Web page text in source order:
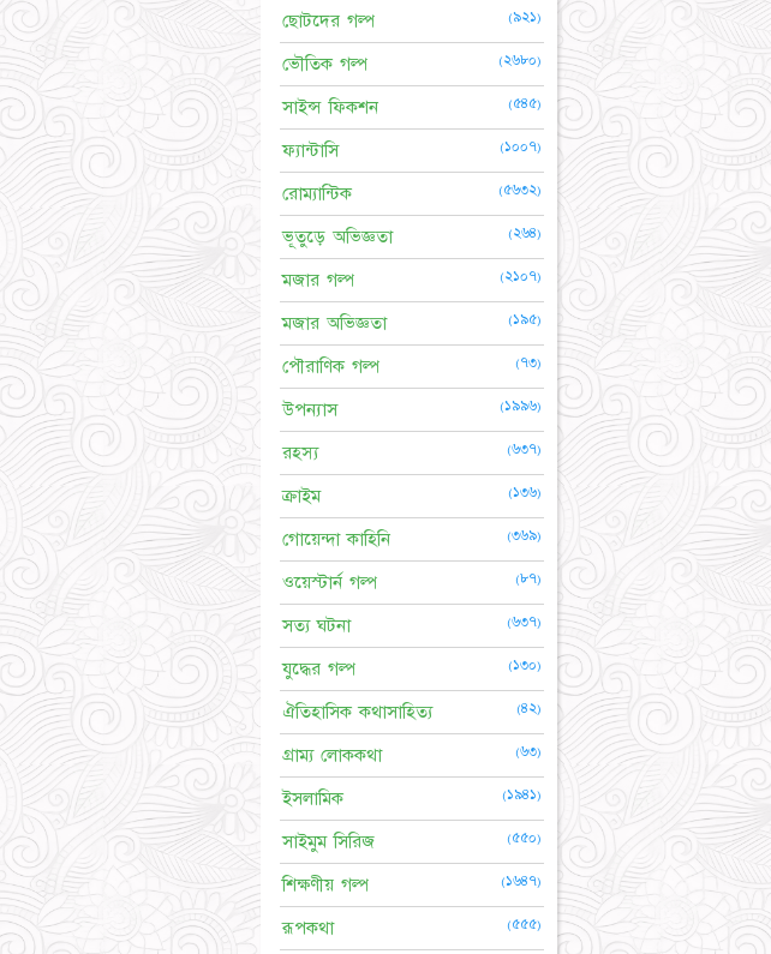
ছোটদের গল্প (৯২১)
ভৌতিক গল্প (২৬৮০)
সাইন্স ফিকশন (৫৪৫)
ফ্যান্টাসি (১০০৭)
রোম্যান্টিক (৫৬৩২)
ভূতুড়ে অভিজ্ঞতা (২৬৪)
মজার গল্প (২১০৭)
মজার অভিজ্ঞতা (১৯৫)
পৌরাণিক গল্প (৭৩)
উপন্যাস (১৯৯৬)
রহস্য (৬৩৭)
ক্রাইম (১৩৬)
গোয়েন্দা কাহিনি (৩৬৯)
ওয়েস্টার্ন গল্প (৮৭)
সত্য ঘটনা (৬৩৭)
যুদ্ধের গল্প (১৩০)
ঐতিহাসিক কথাসাহিত্য (৪২)
গ্রাম্য লোককথা (৬৩)
ইসলামিক (১৯৪১)
সাইমুম সিরিজ (৫৫০)
শিক্ষণীয় গল্প (১৬৪৭)
রূপকথা (৫৫৫)